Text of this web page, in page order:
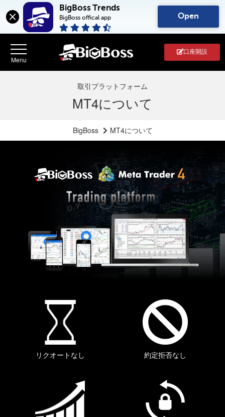
BigBoss Trends
BigBoss offical app Open
口座開設
取引プラットフォーム
MT4について
BigBoss MT4について
リクオートなし 約定拒否なし